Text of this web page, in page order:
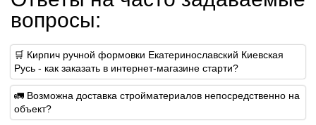
вопросы:
🛒 Кирпич ручной формовки Екатеринославский Киевская
Русь - как заказать в интернет-магазине старти?
🚛 Возможна доставка стройматериалов непосредственно на
объект?